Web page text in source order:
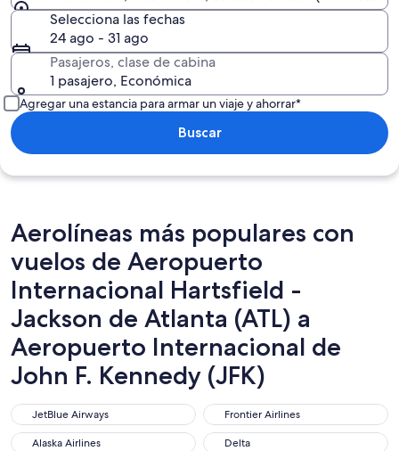
Selecciona las fechas
24 ago - 31 ago
Pasajeros, clase de cabina
1 pasajero, Económica
Agregar una estancia para armar un viaje y ahorrar*
Buscar
Aerolíneas más populares con
vuelos de Aeropuerto
Internacional Hartsfield -
Jackson de Atlanta (ATL) a
Aeropuerto Internacional de
John F. Kennedy (JFK)
JetBlue Airways
JetBlue Airways Frontier Airlines
Frontier Airlines
Alaska Airlines
Alaska Airlines Delta
Delta